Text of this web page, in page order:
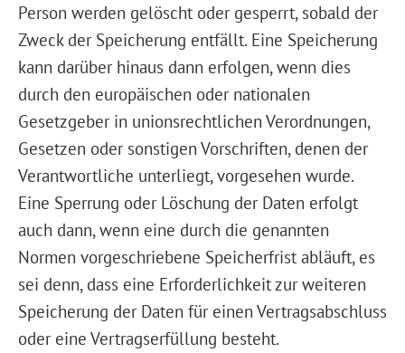
Person werden gelöscht oder gesperrt, sobald der
Zweck der Speicherung entfällt. Eine Speicherung
kann darüber hinaus dann erfolgen, wenn dies
durch den europäischen oder nationalen
Gesetzgeber in unionsrechtlichen Verordnungen,
Gesetzen oder sonstigen Vorschriften, denen der
Verantwortliche unterliegt, vorgesehen wurde.
Eine Sperrung oder Löschung der Daten erfolgt
auch dann, wenn eine durch die genannten
Normen vorgeschriebene Speicherfrist abläuft, es
sei denn, dass eine Erforderlichkeit zur weiteren
Speicherung der Daten für einen Vertragsabschluss
oder eine Vertragserfüllung besteht.